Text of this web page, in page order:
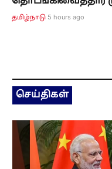
தமிழ்நாடு 5 hours ago
செய்திகள்